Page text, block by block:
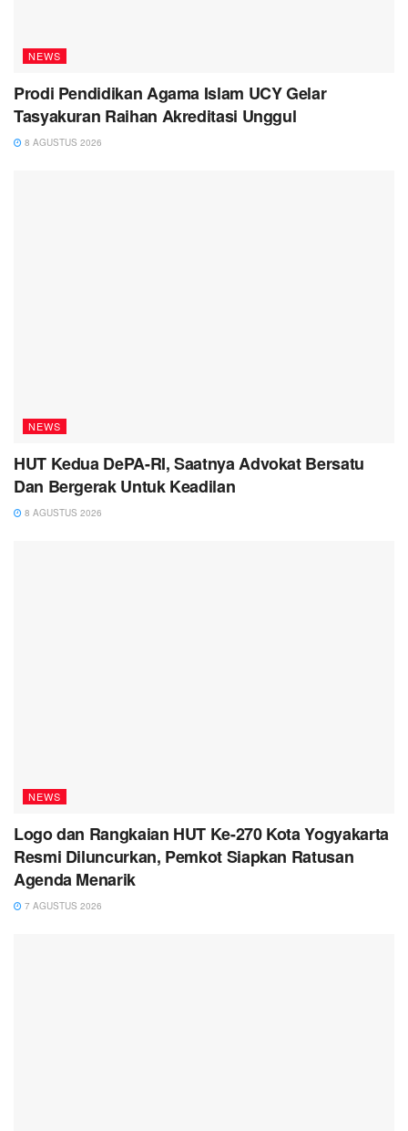
NEWS
Prodi Pendidikan Agama Islam UCY Gelar
Tasyakuran Raihan Akreditasi Unggul
8 AGUSTUS 2026
NEWS
HUT Kedua DePA-RI, Saatnya Advokat Bersatu
Dan Bergerak Untuk Keadilan
8 AGUSTUS 2026
NEWS
Logo dan Rangkaian HUT Ke-270 Kota Yogyakarta
Resmi Diluncurkan, Pemkot Siapkan Ratusan
Agenda Menarik
7 AGUSTUS 2026